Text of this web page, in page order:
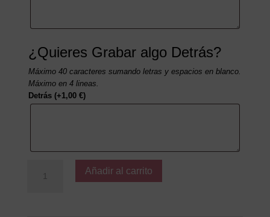
¿Quieres Grabar algo Detrás?
Máximo 40 caracteres sumando letras y espacios en blanco.
Máximo en 4 lineas.
Detrás (+1,00 €)
Añadir al carrito